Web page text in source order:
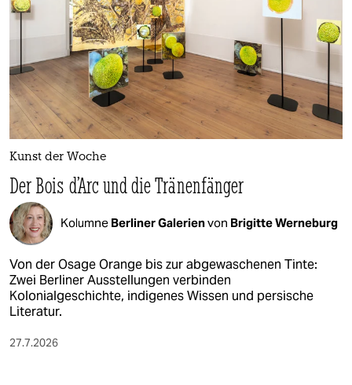
Kunst der Woche
Der Bois d’Arc und die Tränenfänger
Kolumne Berliner Galerienvon Brigitte Werneburg
Von der Osage Orange bis zur abgewaschenen Tinte:
Zwei Berliner Ausstellungen verbinden
Kolonialgeschichte, indigenes Wissen und persische
Literatur.
27.7.2026